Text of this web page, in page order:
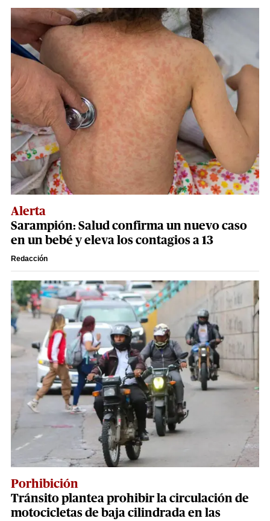
Alerta
Sarampión: Salud confirma un nuevo caso
en un bebé y eleva los contagios a 13
Redacción
Porhibición
Tránsito plantea prohibir la circulación de
motocicletas de baja cilindrada en las